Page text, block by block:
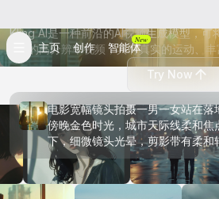
主页 创作 智能体
New
Kling AI是一种前沿的AI视频生成模型，可
量的高分辨率视频，具有真实的运动、
Try Now
电影宽幅镜头拍摄一男一女站在
傍晚金色时光，城市天际线柔和焦
下，细微镜头光晕，剪影带有柔
情感距离，自然的肢体语言，电
调，电影静帧氛围，现实摄影风格